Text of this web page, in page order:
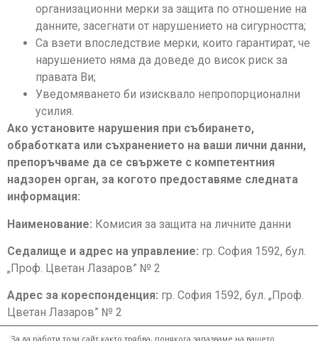
За да работи този сайт както трябва, понякога запазваме на вашето
организационни мерки за защита по отношение на
данните, засегнати от нарушението на сигурността;
Са взети впоследствие мерки, които гарантират, че
нарушението няма да доведе до висок риск за
правата Ви;
Уведомяването би изисквало непропорционални
усилия.
Ако установите нарушения при събирането,
обработката или съхранението на ваши лични данни,
препоръчваме да се свържете с компетентния
надзорен орган, за когото предоставяме следната
информация:
Наименование: Комисия за защита на личните данни
Седалище и адрес на управление: гр. София 1592, бул.
„Проф. Цветан Лазаров” № 2
Адрес за кореспонденция: гр. София 1592, бул. „Проф.
Цветан Лазаров” № 2